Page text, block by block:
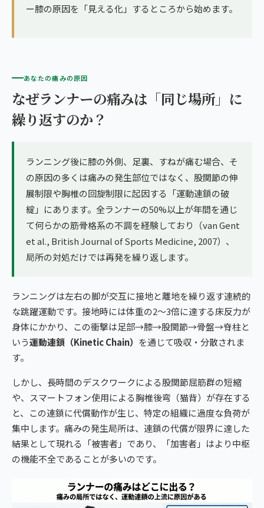
ー膝の原因を「見える化」するところから始めます。
あなたの痛みの原因
なぜランナーの痛みは「同じ場所」に
繰り返すのか？
ランニング後に膝の外側、足裏、すねが痛む場合、そ
の原因の多くは痛みの発生部位ではなく、股関節の伸
展制限や胸椎の回旋制限に起因する「運動連鎖の破
綻」にあります。全ランナーの50%以上が年間を通じ
て何らかの筋骨格系の不調を経験しており（van Gent
et al., British Journal of Sports Medicine, 2007）、
局所の対処だけでは再発を繰り返します。
ランニングは左右の脚が交互に接地と離地を繰り返す連続的
な跳躍運動です。接地時には体重の2〜3倍に達する床反力が
身体にかかり、この衝撃は足部→膝→股関節→骨盤→脊柱と
いう運動連鎖（Kinetic Chain） を通じて吸収・分散されま
す。
しかし、長時間のデスクワークによる股関節屈筋群の短縮
や、スマートフォン使用による胸椎後弯（猫背）が存在する
と、この連鎖に代償動作が生じ、特定の組織に過度な負荷が
集中します。痛みの発生局所は、連鎖の代償が限界に達した
結果として現れる「被害者」であり、「加害者」はより中枢
の機能不全であることが多いのです。